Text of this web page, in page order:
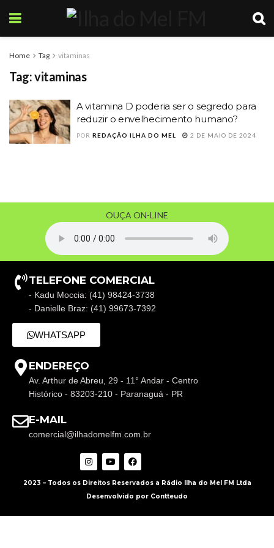
Home Tag vitaminas
Tag:vitaminas
A vitamina D poderia ser o segredo para
reduzir o envelhecimento humano?
POR REDAÇÃO ILHA DO MEL 2 DE MAIO DE 2024
OUÇA ON-LINE
TELEFONE COMERCIAL
- Kadu Moccia: (41) 98424-3738
- Danielle Braz: (41) 99673-7392
WHATSAPP
ENDEREÇO
Av. Arthur de Abreu, 29 - 11° Andar - Centro
Histórico - 83203-210 - Paranaguá - PR
E-MAIL
comercial@ilhadomelfm.com.br
2023 – Todos os Direitos Reservados a Rádio Ilha do Mel FM Ltda
Desenvolvido por Contteudo